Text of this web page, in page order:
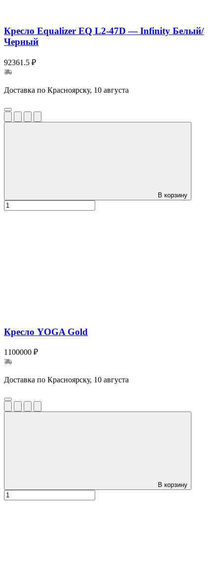
Кресло Equalizer EQ L2-47D — Infinity Белый/
Черный
92361.5 ₽
Доставка по Красноярску, 10 августа
В корзину
Кресло YOGA Gold
1100000 ₽
Доставка по Красноярску, 10 августа
В корзину